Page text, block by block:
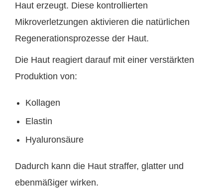
Haut erzeugt. Diese kontrollierten
Mikroverletzungen aktivieren die natürlichen
Regenerationsprozesse der Haut.
Die Haut reagiert darauf mit einer verstärkten
Produktion von:
Kollagen
Elastin
Hyaluronsäure
Dadurch kann die Haut straffer, glatter und
ebenmäßiger wirken.